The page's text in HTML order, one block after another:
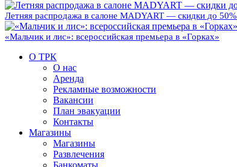
Летняя распродажа в салоне MADYART — скидки до 50%
«Мальчик и лис»: всероссийская премьера в «Горках»
О ТРК
О нас
Аренда
Рекламные возможности
Вакансии
План эвакуации
Контакты
Магазины
Магазины
Развлечения
Банкоматы